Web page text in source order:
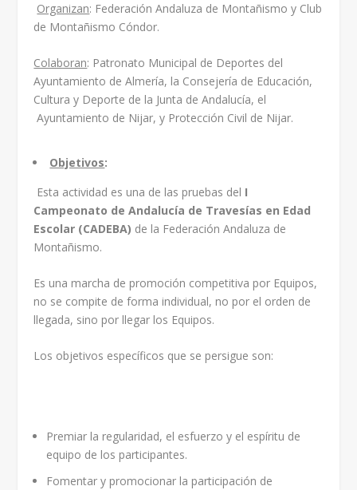
Organizan: Federación Andaluza de Montañismo y Club
de Montañismo Cóndor.
Colaboran: Patronato Municipal de Deportes del
Ayuntamiento de Almería, la Consejería de Educación,
Cultura y Deporte de la Junta de Andalucía, el
Ayuntamiento de Nijar, y Protección Civil de Nijar.
Objetivos:
Esta actividad es una de las pruebas del I
Campeonato de Andalucía de Travesías en Edad
Escolar (CADEBA) de la Federación Andaluza de
Montañismo.
Es una marcha de promoción competitiva por Equipos,
no se compite de forma individual, no por el orden de
llegada, sino por llegar los Equipos.
Los objetivos específicos que se persigue son:
Premiar la regularidad, el esfuerzo y el espíritu de
equipo de los participantes.
Fomentar y promocionar la participación de